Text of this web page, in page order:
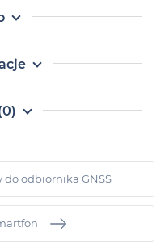
odbiornika GNSS